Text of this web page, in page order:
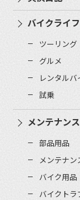
バイクライフ
ツーリング
グルメ
レンタルバ
試乗
メンテナンス
部品用品
メンテナン
バイク用品
バイクトラ